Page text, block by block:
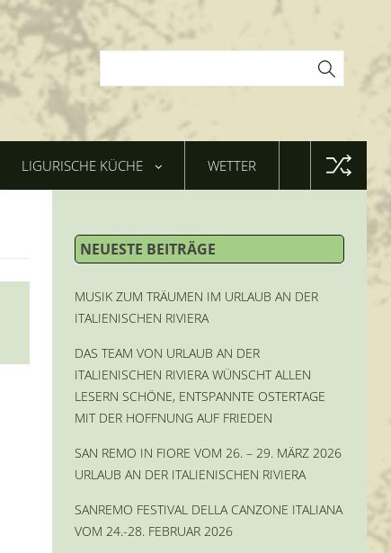
LIGURISCHE KÜCHE WETTER
NEUESTE BEITRÄGE
MUSIK ZUM TRÄUMEN IM URLAUB AN DER
ITALIENISCHEN RIVIERA
DAS TEAM VON URLAUB AN DER
ITALIENISCHEN RIVIERA WÜNSCHT ALLEN
LESERN SCHÖNE, ENTSPANNTE OSTERTAGE
MIT DER HOFFNUNG AUF FRIEDEN
SAN REMO IN FIORE VOM 26. – 29. MÄRZ 2026
URLAUB AN DER ITALIENISCHEN RIVIERA
SANREMO FESTIVAL DELLA CANZONE ITALIANA
VOM 24.-28. FEBRUAR 2026